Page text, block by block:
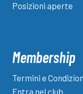
Posizioni aperte
Membership
Termini e
Entra nel club